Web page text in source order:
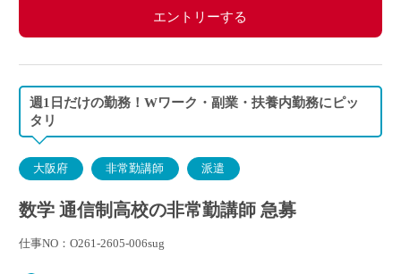
エントリーする
週1日だけの勤務！Wワーク・副業・扶養内勤務にピッ
タリ
大阪府 非常勤講師 派遣
数学 通信制高校の非常勤講師 急募
仕事NO：O261-2605-006sug